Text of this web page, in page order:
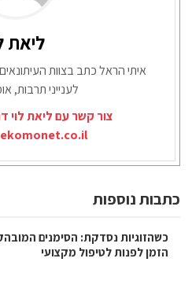
ליאת
איתי הראל כתב בצוות
לענייני תרבות,
צור קשר עם ליאת לוי
כתבות נוספות
כשהזוגיות נסדקת: הסימנים
הזמן לפנות לטיפול מקצועי